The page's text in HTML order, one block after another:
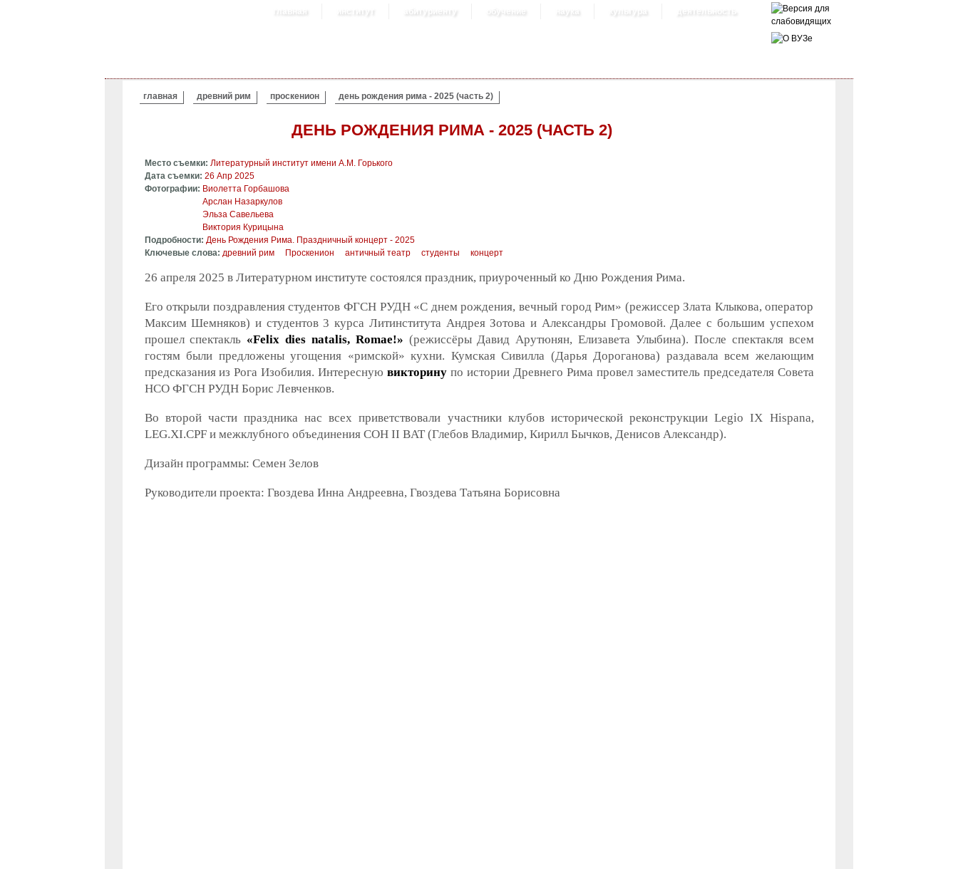
главная институт абитуриенту обучение наука культура деятельность
ВЫ ЗДЕСЬ
главная древний рим проскенион день рождения рима - 2025 (часть 2)
ДЕНЬ РОЖДЕНИЯ РИМА - 2025 (ЧАСТЬ 2)
Место съемки: Литературный институт имени А.М. Горького
Дата съемки: 26 Апр 2025
Фотографии: Виолетта Горбашова
Арслан Назаркулов
Эльза Савельева
Виктория Курицына
Подробности: День Рождения Рима. Праздничный концерт - 2025
Ключевые слова: древний рим Проскенион античный театр студенты концерт
26 апреля 2025 в Литературном институте состоялся праздник, приуроченный ко Дню Рождения Рима.
Его открыли поздравления студентов ФГСН РУДН «С днем рождения, вечный город Рим» (режиссер Злата Клыкова, оператор
Максим Шемняков) и студентов 3 курса Литинститута Андрея Зотова и Александры Громовой. Далее с большим успехом
прошел спектакль «Felix dies natalis, Romae!» (режиссёры Давид Арутюнян, Елизавета Улыбина). После спектакля всем
гостям были предложены угощения «римской» кухни. Кумская Сивилла (Дарья Дороганова) раздавала всем желающим
предсказания из Рога Изобилия. Интереснуювикторину по истории Древнего Рима провел заместитель председателя Совета
НСО ФГСН РУДН Борис Левченков.
Во второй части праздника нас всех приветствовали участники клубов исторической реконструкции Legio IX Hispana,
LEG.XI.CPF и межклубного объединения COH II BAT (Глебов Владимир, Кирилл Бычков, Денисов Александр).
Дизайн программы: Семен Зелов
Руководители проекта: Гвоздева Инна Андреевна, Гвоздева Татьяна Борисовна